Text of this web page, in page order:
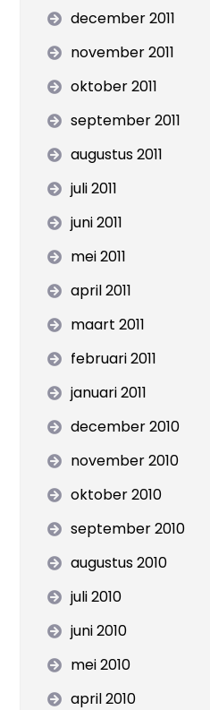
december 2011
november 2011
oktober 2011
september 2011
augustus 2011
juli 2011
juni 2011
mei 2011
april 2011
maart 2011
februari 2011
januari 2011
december 2010
november 2010
oktober 2010
september 2010
augustus 2010
juli 2010
juni 2010
mei 2010
april 2010